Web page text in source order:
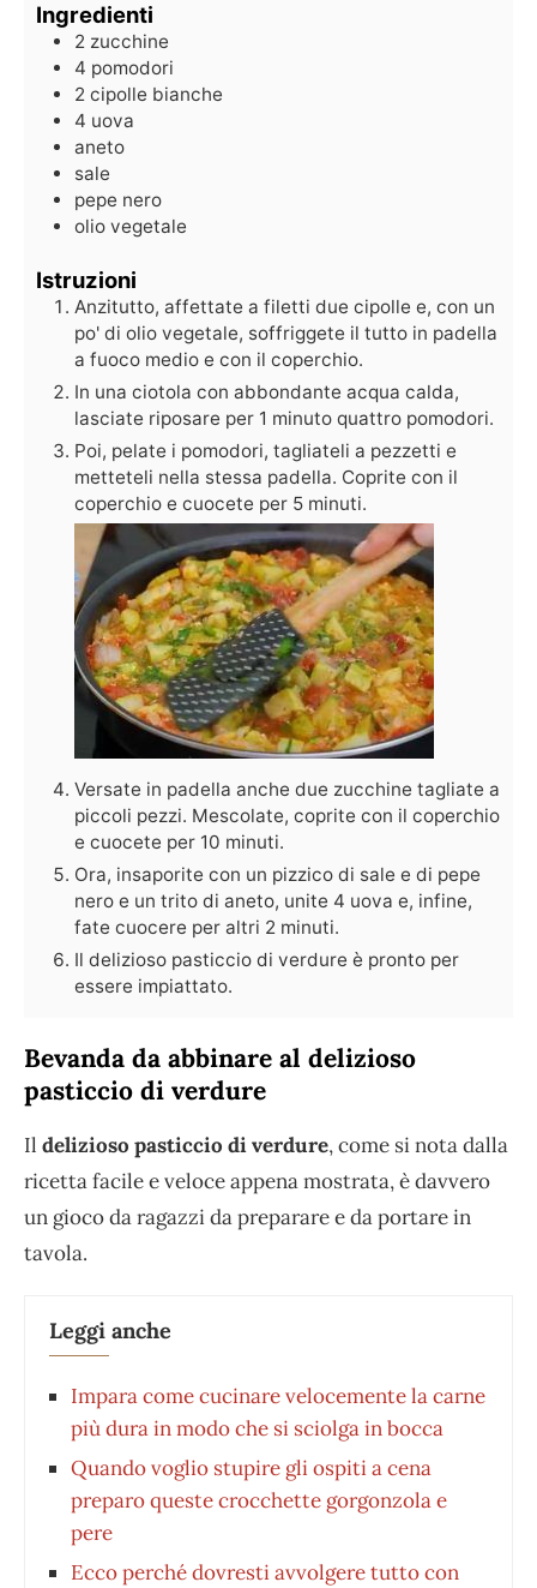
Ingredienti
2 zucchine
4 pomodori
2 cipolle bianche
4 uova
aneto
sale
pepe nero
olio vegetale
Istruzioni
Anzitutto, affettate a filetti due cipolle e, con un
po' di olio vegetale, soffriggete il tutto in padella
a fuoco medio e con il coperchio.
In una ciotola con abbondante acqua calda,
lasciate riposare per 1 minuto quattro pomodori.
Poi, pelate i pomodori, tagliateli a pezzetti e
metteteli nella stessa padella. Coprite con il
coperchio e cuocete per 5 minuti.
Versate in padella anche due zucchine tagliate a
piccoli pezzi. Mescolate, coprite con il coperchio
e cuocete per 10 minuti.
Ora, insaporite con un pizzico di sale e di pepe
nero e un trito di aneto, unite 4 uova e, infine,
fate cuocere per altri 2 minuti.
Il delizioso pasticcio di verdure è pronto per
essere impiattato.
Bevanda da abbinare al delizioso
pasticcio di verdure
Il delizioso pasticcio di verdure, come si nota dalla
ricetta facile e veloce appena mostrata, è davvero
un gioco da ragazzi da preparare e da portare in
tavola.
Leggi anche
Impara come cucinare velocemente la carne
più dura in modo che si sciolga in bocca
Quando voglio stupire gli ospiti a cena
preparo queste crocchette gorgonzola e
pere
Ecco perché dovresti avvolgere tutto con